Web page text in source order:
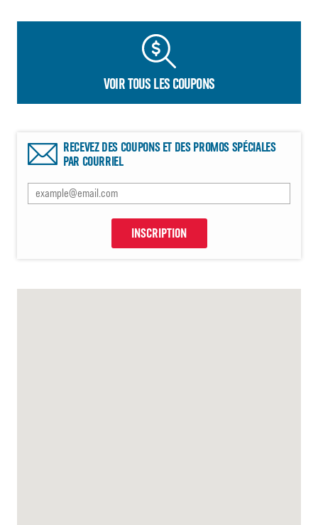
VOIR TOUS LES COUPONS
RECEVEZ DES COUPONS ET DES PROMOS SPÉCIALES
PAR COURRIEL
INSCRIPTION